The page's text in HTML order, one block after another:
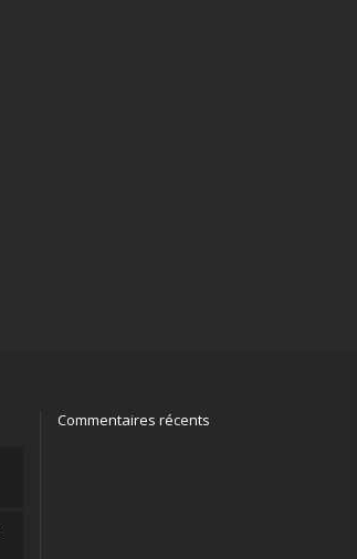
Commentaires récents